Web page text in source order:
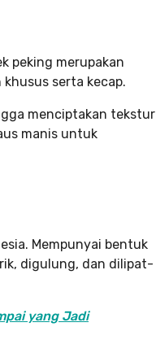
peking merupakan
serta kecap.
menciptakan tekstur
manis untuk
Mempunyai bentuk
digulung, dan dilipat-
yang Jadi